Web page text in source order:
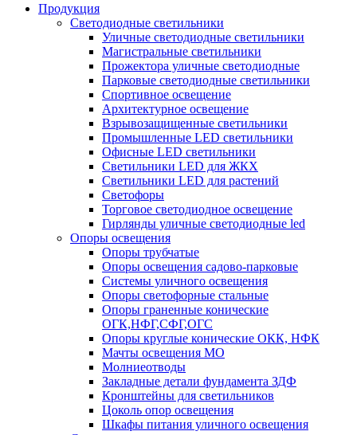
Продукция
Светодиодные светильники
Уличные светодиодные светильники
Магистральные светильники
Прожектора уличные светодиодные
Парковые светодиодные светильники
Спортивное освещение
Архитектурное освещение
Взрывозащищенные светильники
Промышленные LED светильники
Офисные LED светильники
Cветильники LED для ЖКХ
Светильники LED для растений
Светофоры
Торговое светодиодное освещение
Гирлянды уличные светодиодные led
Опоры освещения
Опоры трубчатые
Опоры освещения садово-парковые
Системы уличного освещения
Опоры светофорные стальные
Опоры граненные конические
ОГК,НФГ,СФГ,ОГС
Опоры круглые конические ОКК, НФК
Мачты освещения МО
Молниеотводы
Закладные детали фундамента ЗДФ
Кронштейны для светильников
Цоколь опор освещения
Шкафы питания уличного освещения